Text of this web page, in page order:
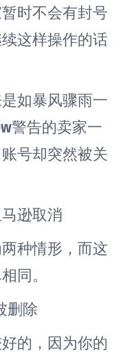
时不会有封号
这样操作的话
如暴风骤雨一
警告的卖家一
号却突然被关
逊取消
种情形，而这
同。
删除
的，因为你的